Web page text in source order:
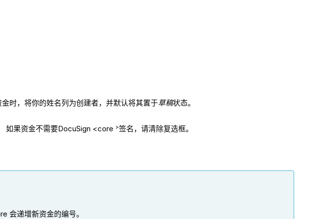
时，将你的姓名列为创建者，并默认将其置于草稿状态。
如果资金不需要DocuSign <core >签名，请清除复选框。
会递增新资金的编号。